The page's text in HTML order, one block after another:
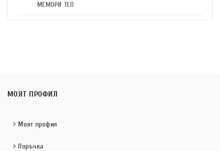
МЕМОРИ ТЕЛ
МОЯТ ПРОФИЛ
Моят профил
Поръчка